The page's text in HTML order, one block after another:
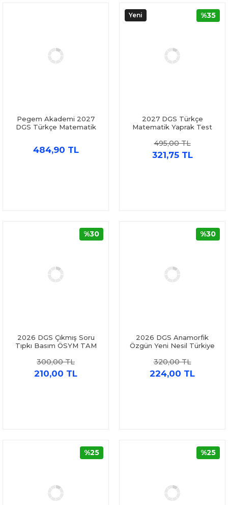
Pegem Akademi 2027
DGS Türkçe Matematik
Kitap
484,90 TL
Yeni
2027 DGS Türkçe
Matematik Yaprak Test
495,00 TL
321,75 TL
%35
2026 DGS Çıkmış Soru
Tıpkı Basım ÖSYM TAM
Türkiye Geneli 6lı Deneme
İnformal Yayınları
300,00 TL
210,00 TL
%30
2026 DGS Anamorfik
Özgün Yeni Nesil Türkiye
Deneme Paketi İnformal
Yayınları
320,00 TL
224,00 TL
%30
%25 %25